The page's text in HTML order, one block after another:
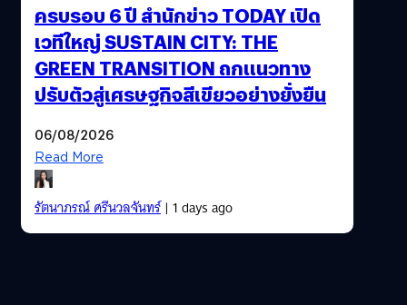
ครบรอบ 6 ปี สำนักข่าว TODAY เปิด
เวทีใหญ่ SUSTAIN CITY: THE
GREEN TRANSITION ถกแนวทาง
ปรับตัวสู่เศรษฐกิจสีเขียวอย่างยั่งยืน
06/08/2026
Read More
รัตนาภรณ์ ศรีนวลจันทร์| 1 days ago